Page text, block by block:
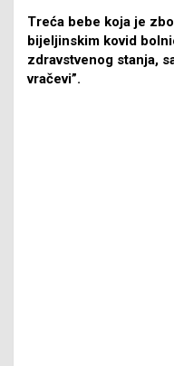
Treća bebe koja je
bijeljinskim kovid
zdravstvenog stanja,
vračevi”.